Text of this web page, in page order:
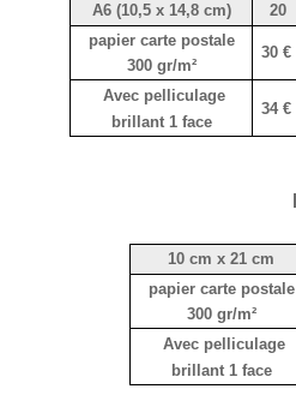
A6 (10,5 x 14,8 cm) 20
papier carte postale
300 gr/m²
30 €
Avec pelliculage
brillant 1 face
34 €
10 cm x 21 cm
papier carte postale
300 gr/m²
Avec pelliculage
brillant 1 face